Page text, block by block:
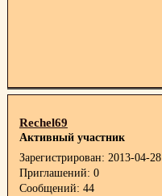
Rechel69
Активный участник
Зарегистрирован: 2013-04-28
Приглашений: 0
Сообщений: 44